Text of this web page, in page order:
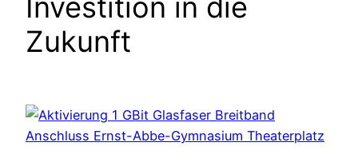
Investition in die
Zukunft